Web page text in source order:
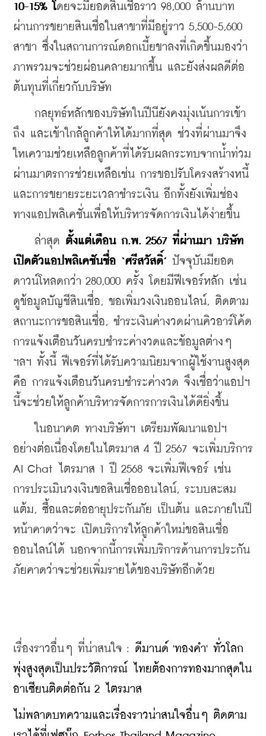
10-15% โดยจะมียอดสินเชื่อราว 98,000 ล้านบาท
ผ่านการขยายสินเชื่อในสาขาที่มีอยู่ราว 5,500-5,600
สาขา ซึ่งในสถานการณ์ดอกเบี้ยขาลงที่เกิดขึ้นมองว่า
ภาพรวมจะช่วยผ่อนคลายมากขึ้น และยังส่งผลดีต่อ
ต้นทุนที่เกี่ยวกับบริษัท
กลยุทธ์หลักของบริษัทในปีนียังคงมุ่งเน้นการเข้า
ถึง และเข้าใกล้ลูกค้าให้ได้มากที่สุด ช่วงที่ผ่านมาจึง
ใหเความช่วยเหลือลูกค้าที่ได้รับผลกระทบจากน้ำท่วม
ผ่านมาตรการช่วยเหลือเช่น การขอปรับโครงสร้างหนี้
และการขยายระยะเวลาชำระเงิน อีกทั้งยังเพิ่มช่อง
ทางแอปพลิเคชั่นเพื่อให้บริหารจัดการเงินได้ง่ายขึ้น
ล่าสุด ตั้งแต่เดือน ก.พ. 2567 ที่ผ่านมา บริษัท
เปิดตัวแอปพลิเคชันชื่อ ‘ศรีสวัสดิ์’ ปัจจุบันมียอด
ดาวน์โหลดกว่า 280,000 ครั้ง โดยมีฟีเจอร์หลัก เช่น
ดูข้อมูลบัญชีสินเชื่อ, ขอเพิ่มวงเงินออนไลน์, ติดตาม
สถานะการขอสินเชื่อ, ชำระเงินค่างวดผ่านคิวอาร์โค้ด
การแจ้งเตือนวันครบชำระค่างวดและข้อมูลต่างๆ
ฯลฯ ทั้งนี้ ฟีเจอร์ที่ได้รับความนิยมจากผู้ใช้งานสูงสุด
คือ การแจ้งเตือนวันครบชำระค่างวด จึงเชื่อว่าแอปฯ
นี้จะช่วยให้ลูกค้าบริหารจัดการการเงินได้ดียิ่งขึ้น
ในอนาคต ทางบริษัทฯ เตรียมพัฒนาแอปฯ
อย่างต่อเนื่องโดยในไตรมาส 4 ปี 2567 จะเพิ่มบริการ
AI Chat ไตรมาส 1 ปี 2568 จะเพิ่มฟีเจอร์ เช่น
การประเมินวงเงินขอสินเชื่อออนไลน์, ระบบสะสม
แต้ม, ซื้อและต่ออายุประกันภัย เป็นต้น และภายในปี
หน้าคาดว่าจะ เปิดบริการให้ลูกค้าใหม่ขอสินเชื่อ
ออนไลน์ได้ นอกจากนี้การเพิ่มบริการด้านการประกัน
ภัยคาดว่าจะช่วยเพิ่มรายได้ของบริษัทอีกด้วย
เรื่องราวอื่นๆ ที่น่าสนใจ : ดีมานด์ 'ทองคำ' ทั่วโลก
พุ่งสูงสุดเป็นประวัติการณ์ ไทยต้องการทองมากสุดใน
อาเซียนติดต่อกัน 2 ไตรมาส
ไม่พลาดบทความและเรื่องราวน่าสนใจอื่นๆ ติดตาม